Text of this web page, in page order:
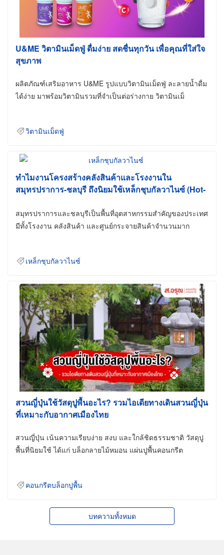
U&ME วิตามินเม็ดฟู่ ดื่มง่าย สดชื่นทุกวัน เพื่อคุณที่ใส่ใจ
สุขภาพ
ผลิตภัณฑ์เสริมอาหาร U&ME รูปแบบวิตามินเม็ดฟู่ ละลายน้ำดื่ม
ได้ง่าย มาพร้อมวิตามินรวมที่จำเป็นต่อร่างกาย วิตามินเม็
วิตามินเม็ดฟู่
ทำไมงานโครงสร้างคลังสินค้าและโรงงานใน
สมุทรปราการ-ชลบุรี ถึงนิยมใช้เหล็กชุบกัลวาไนซ์ (Hot-
สมุทรปราการและชลบุรีเป็นพื้นที่อุตสาหกรรมสำคัญของประเทศ
มีทั้งโรงงาน คลังสินค้า และศูนย์กระจายสินค้าจำนวนมาก
เหล็กชุบกัลวาไนซ์
สวนญี่ปุ่นใช้วัสดุปูพื้นอะไร? รวมไอเดียทางเดินสวนญี่ปุ่น
ที่เหมาะกับอากาศเมืองไทย
สวนญี่ปุ่น เน้นความเรียบง่าย สงบ และใกล้ชิดธรรมชาติ วัสดุปู
พื้นที่นิยมใช้ ได้แก่ บล็อกลายไม้หมอน แผ่นปูพื้นคอนกรีต
คอนกรีตบล็อกปูพื้น
บทความทั้งหมด